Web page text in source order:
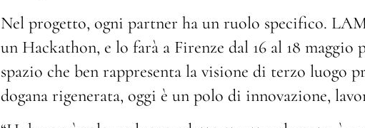
Nel progetto, ogni partner ha un ruolo specifico.
un Hackathon, e lo farà a Firenze dal 16 al 18 maggio
spazio che ben rappresenta la visione di terzo luogo
dogana rigenerata, oggi è un polo di innovazione,